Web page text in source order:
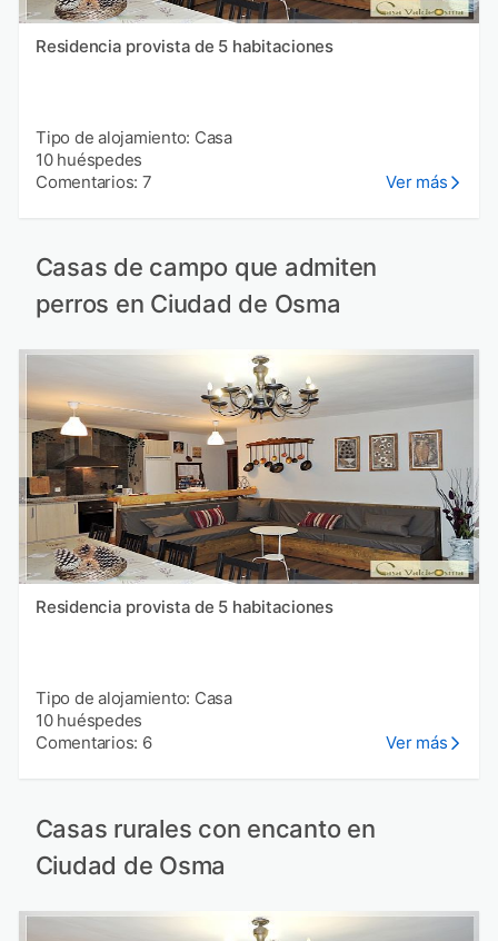
Residencia provista de 5 habitaciones
Tipo de alojamiento: Casa
10 huéspedes
Comentarios: 7
Ver más
Casas de campo que admiten
perros en Ciudad de Osma
Residencia provista de 5 habitaciones
Tipo de alojamiento: Casa
10 huéspedes
Comentarios: 6
Ver más
Casas rurales con encanto en
Ciudad de Osma